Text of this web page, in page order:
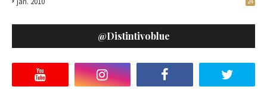
@distintivoblue